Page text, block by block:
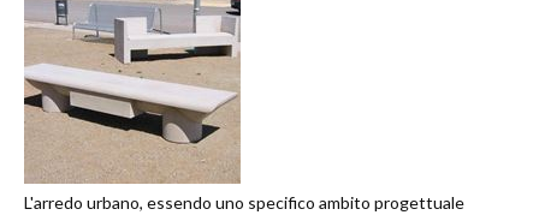
L'arredo urbano, essendo uno specifico ambito progettuale